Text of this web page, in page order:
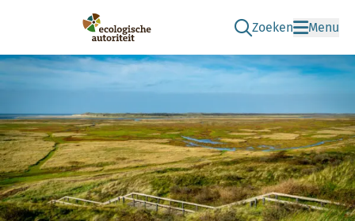
Ecologische Autoriteit
Zoeken
Ga naar de zoek
Menu